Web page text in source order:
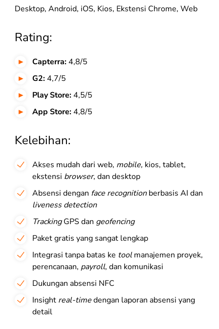
Desktop, Android, iOS, Kios, Ekstensi Chrome, Web
Rating:
Capterra:4,8/5
G2:4,7/5
Play Store:4,5/5
App Store:4,8/5
Kelebihan:
Akses mudah dari web, mobile, kios, tablet,
ekstensi browser, dan desktop
Absensi dengan face recognitionberbasis AI dan
liveness detection
TrackingGPS dan geofencing
Paket gratis yang sangat lengkap
Integrasi tanpa batas ke toolmanajemen proyek,
perencanaan, payroll, dan komunikasi
Dukungan absensi NFC
Insight real-timedengan laporan absensi yang
detail